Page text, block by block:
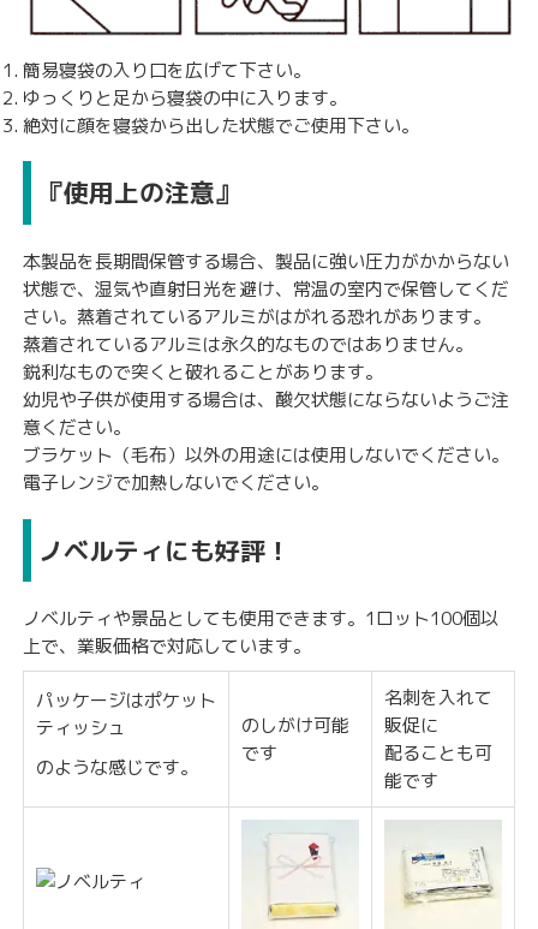
簡易寝袋の入り口を広げて下さい。
ゆっくりと足から寝袋の中に入ります。
絶対に顔を寝袋から出した状態でご使用下さい。
『使用上の注意』
本製品を長期間保管する場合、製品に強い圧力がかからない
状態で、湿気や直射日光を避け、常温の室内で保管してくだ
さい。蒸着されているアルミがはがれる恐れがあります。
蒸着されているアルミは永久的なものではありません。
鋭利なもので突くと破れることがあります。
幼児や子供が使用する場合は、酸欠状態にならないようご注
意ください。
ブラケット（毛布）以外の用途には使用しないでください。
電子レンジで加熱しないでください。
ノベルティにも好評！
ノベルティや景品としても使用できます。1ロット100個以
上で、業販価格で対応しています。
パッケージはポケット
ティッシュ
のような感じです。
のしがけ可能
です
名刺を入れて
販促に
配ることも可
能です